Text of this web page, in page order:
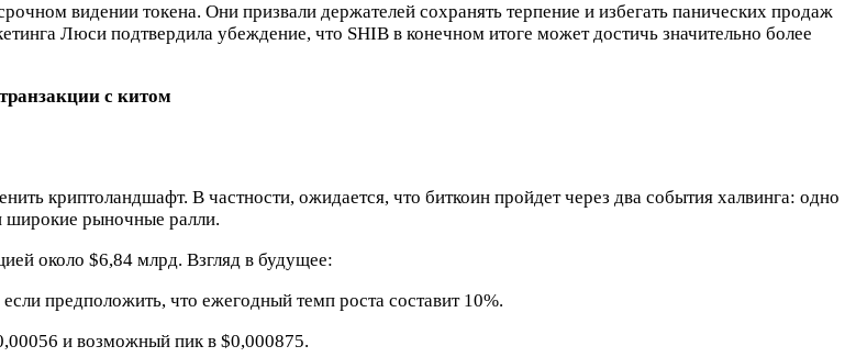
видении токена. Они призвали держателей сохранять терпение и избегать панических продаж
Люси подтвердила убеждение, что SHIB в конечном итоге может достичь значительно более
с китом
криптоландшафт. В частности, ожидается, что биткоин пройдет через два события халвинга: одно
широкие рыночные ралли.
около $6,84 млрд. Взгляд в будущее:
предположить, что ежегодный темп роста составит 10%.
и возможный пик в $0,000875.